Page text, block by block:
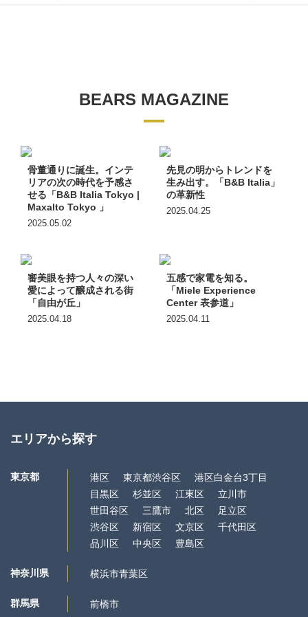
BEARS MAGAZINE
骨董通りに誕生。インテ
リアの次の時代を予感さ
せる「B&B Italia Tokyo |
Maxalto Tokyo 」
2025.05.02
先見の明からトレンドを
生み出す。「B&B Italia」
の革新性
2025.04.25
審美眼を持つ人々の深い
愛によって醸成される街
「自由が丘」
2025.04.18
五感で家電を知る。
「Miele Experience
Center 表参道」
2025.04.11
エリアから探す
東京都 港区 東京都渋谷区
港区白金台3丁目
目黒区
杉並区 江東区
立川市
世田谷区
三鷹市 北区
足立区
渋谷区
新宿区 文京区
千代田区
品川区
中央区 豊島区
神奈川県 横浜市青葉区
群馬県 前橋市